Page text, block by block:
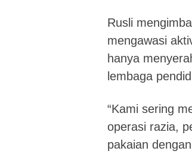
Rusli
mengawasi
hanya
lembaga
“Kami sering
operasi razia,
pakaian